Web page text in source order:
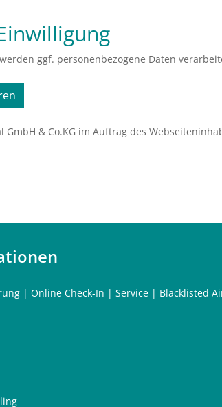
ggf. personenbezogene Daten
& Co.KG im Auftrag des
| Online Check-In | Service| Blacklisted